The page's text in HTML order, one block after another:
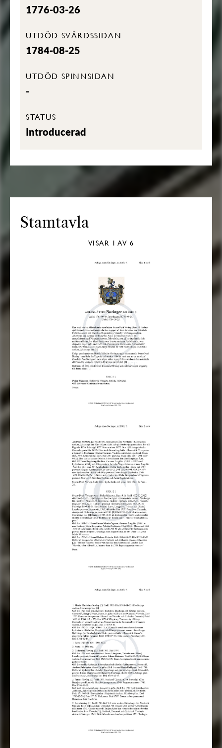
1776-03-26
UTDÖD SVÄRDSSIDAN
1784-08-25
UTDÖD SPINNSIDAN
-
STATUS
Introducerad
Stamtavla
VISAR 1 AV 6